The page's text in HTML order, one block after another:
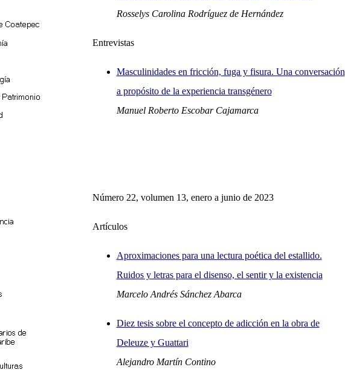
Rosselys Carolina Rodríguez de Hernández
Entrevistas
Masculinidades en fricción, fuga y fisura. Una conversación
a propósito de la experiencia transgénero
Manuel Roberto Escobar Cajamarca
Número 22, volumen 13, enero a junio de 2023
Artículos
Aproximaciones para una lectura poética del estallido.
Ruidos y letras para el disenso, el sentir y la existencia
Marcelo Andrés Sánchez Abarca
Diez tesis sobre el concepto de adicción en la obra de
Deleuze y Guattari
Alejandro Martín Contino